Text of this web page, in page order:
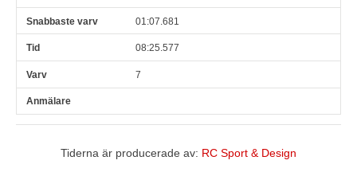
01:07.681
08:25.577
7
Tiderna är producerade av: RC Sport & Design